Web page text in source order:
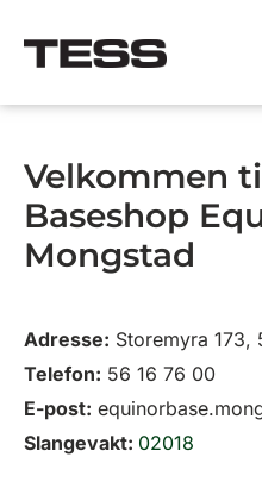
rett
Velkommen
Baseshop
Mongstad
Adresse: Storemyra 173,
Telefon: 56 16 76 00
E-post:
Slangevakt: 02018